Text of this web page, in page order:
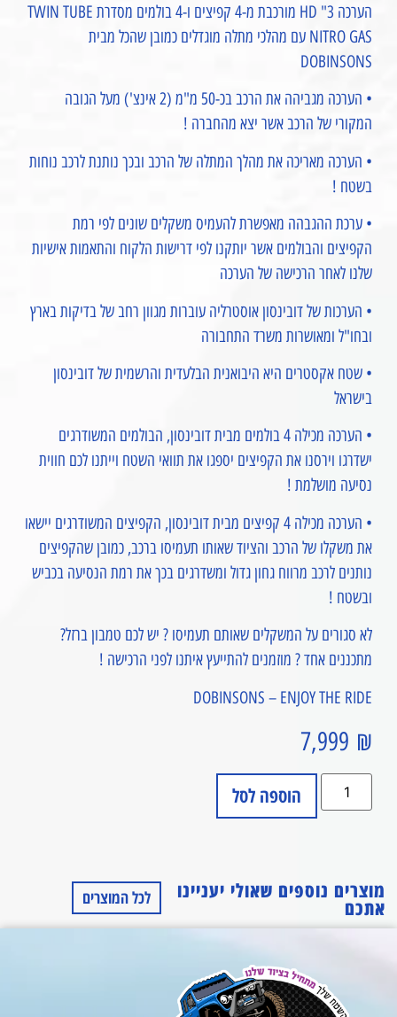
הערכה 3" HD מורכבת מ-4 קפיצים ו-4 בולמים מסדרת TWIN TUBE
NITRO GAS עם מהלכי מתלה מוגדלים כמובן שהכל מבית
DOBINSONS
• הערכה מגביהה את הרכב בכ-50 מ"מ (2 אינצ') מעל הגובה
המקורי של הרכב אשר יצא מהחברה !
• הערכה מאריכה את מהלך המתלה של הרכב ובכך נותנת לרכב נוחות
בשטח !
• ערכת ההגבהה מאפשרת להעמיס משקלים שונים לפי רמת
הקפיצים והבולמים אשר יותקנו לפי דרישות הלקוח והתאמות אישיות
שלנו לאחר הרכישה של הערכה
• הערכות של דובינסון אוסטרליה עוברות מגוון רחב של בדיקות בארץ
ובחו"ל ומאושרות משרד התחבורה
• שטח אקסטרים היא היבואנית הבלעדית והרשמית של דובינסון
בישראל
• הערכה מכילה 4 בולמים מבית דובינסון, הבולמים המשודרגים
ישדרגו וירסנו את הקפיצים יספגו את תוואי השטח וייתנו לכם חווית
נסיעה מושלמת !
• הערכה מכילה 4 קפיצים מבית דובינסון, הקפיצים המשודרגים יישאו
את משקלו של הרכב והציוד שאותו תעמיסו ברכב, כמובן שהקפיצים
נותנים לרכב מרווח גחון גדול ומשדרגים בכך את רמת הנסיעה בכביש
ובשטח !
לא סגורים על המשקלים שאותם תעמיסו ? יש לכם טמבון ברזל?
מתכננים אחד ? מוזמנים להתייעץ איתנו לפני הרכישה !
DOBINSONS – ENJOY THE RIDE
7,999 ₪
הוספה לסל
מוצרים נוספים שאולי יעניינו
אתכם לכל המוצרים